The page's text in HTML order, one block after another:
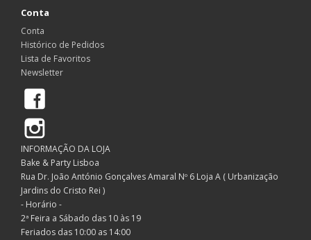
Conta
Conta
Histórico de Pedidos
Lista de Favoritos
Newsletter
INFORMAÇÃO DA LOJA
Bake & Party Lisboa
Rua Dr. João António Gonçalves Amaral Nº 6 Loja A ( Urbanização
Jardins do Cristo Rei )
- Horário -
2ª Feira a Sábado das 10 às 19
Feriados das 10:00 as 14:00